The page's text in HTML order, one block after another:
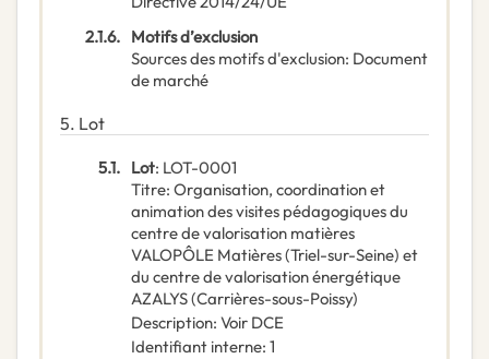
2.1.6. Motifs d’exclusion
Sources des motifs d'exclusion: Document
de marché
5. Lot
5.1. Lot: LOT-0001
Titre: Organisation, coordination et
animation des visites pédagogiques du
centre de valorisation matières
VALOPÔLE Matières (Triel-sur-Seine) et
du centre de valorisation énergétique
AZALYS (Carrières-sous-Poissy)
Description: Voir DCE
Identifiant interne: 1